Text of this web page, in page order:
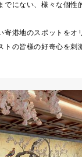
でにない、様々な個性
寄港地のスポットをオ
トの皆様の好奇心を刺